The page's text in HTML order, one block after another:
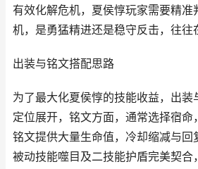
有效化解危机，夏侯惇玩家需要精准
机，是勇猛精进还是稳守反击，往往
出装与铭文搭配思路
为了最大化夏侯惇的技能收益，出装
定位展开，铭文方面，通常选择宿命
铭文提供大量生命值，冷却缩减与回
被动技能噬目及二技能护盾完美契合